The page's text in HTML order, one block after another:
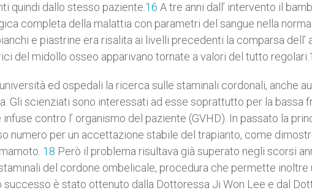
quindi dallo stesso paziente. 16 A tre anni dall’ intervento il
completa della malattia con parametri del sangue nella
e piastrine era risalita ai livelli precedenti la comparsa dell’
del midollo osseo apparivano tornate a valori del tutto regolari.
ed ospedali la ricerca sulle staminali cordonali, anche
Gli scienziati sono interessati ad esse soprattutto per la bassa
contro l’ organismo del paziente (GVHD). In passato la
numero per un accettazione stabile del trapianto, come
18 Però il problema risultava già superato negli scorsi
del cordone ombelicale, procedura che permette inoltre
successo è stato ottenuto dalla Dottoressa Ji Won Lee e dal